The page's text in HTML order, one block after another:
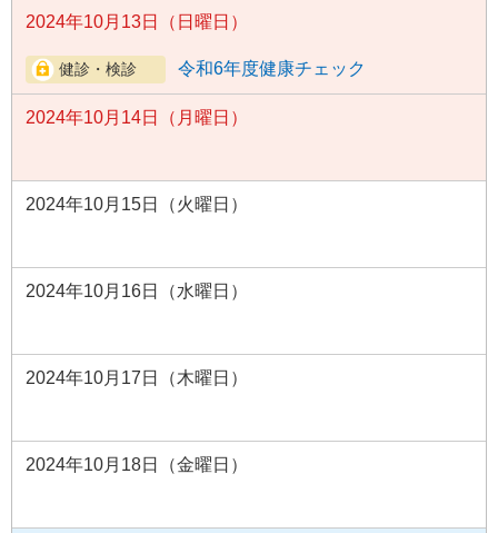
2024年10月13日（日曜日）
令和6年度健康チェック
2024年10月14日（月曜日）
2024年10月15日（火曜日）
2024年10月16日（水曜日）
2024年10月17日（木曜日）
2024年10月18日（金曜日）